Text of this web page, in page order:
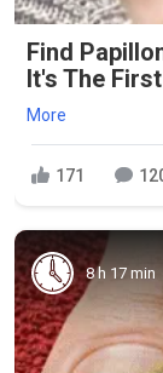
Find
It's The
More
171
8 h 17 min